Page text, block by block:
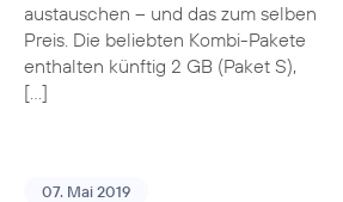
austauschen – und das zum selben
Preis. Die beliebten Kombi-Pakete
enthalten künftig 2 GB (Paket S),
[…]
07. Mai 2019